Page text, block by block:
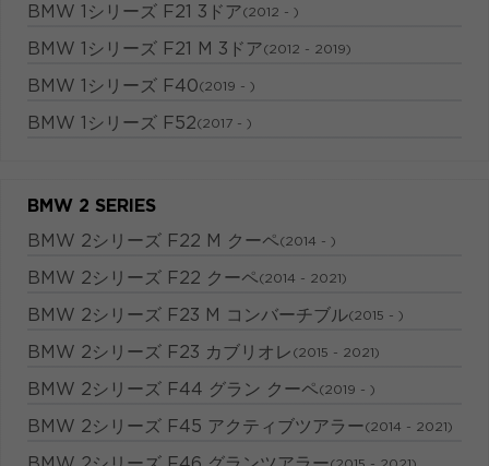
BMW 1シリーズ F21 3ドア(2012 - )
BMW 1シリーズ F21 M 3ドア(2012 - 2019)
BMW 1シリーズ F40(2019 - )
BMW 1シリーズ F52(2017 - )
BMW 2 SERIES
BMW 2シリーズ F22 M クーペ(2014 - )
BMW 2シリーズ F22 クーペ(2014 - 2021)
BMW 2シリーズ F23 M コンバーチブル(2015 - )
BMW 2シリーズ F23 カブリオレ (2015 - 2021)
BMW 2シリーズ F44 グラン クーペ(2019 - )
BMW 2シリーズ F45 アクティブツアラー(2014 - 2021)